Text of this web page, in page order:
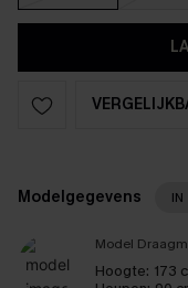
Modelgegevens IN
Model
Hoogte: 173